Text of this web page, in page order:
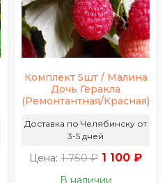
Комплект 5шт / Малина
Дочь Геракла
(Ремонтантная/Красная)
Доставка по Челябинску от
3-5 дней
Цена: 1 750 ₽ 1 100 ₽
В наличии